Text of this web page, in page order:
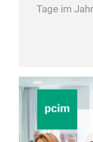
Tage im Jahr